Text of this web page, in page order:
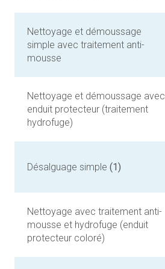
Nettoyage et démoussage
simple avec traitement anti-
mousse
Nettoyage et démoussage avec
enduit protecteur (traitement
hydrofuge)
Désalguage simple (1)
Nettoyage avec traitement anti-
mousse et hydrofuge (enduit
protecteur coloré)